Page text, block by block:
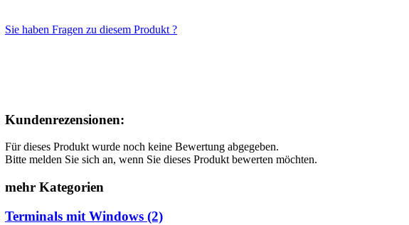
Sie haben Fragen zu diesem Produkt ?
Kundenrezensionen:
Für dieses Produkt wurde noch keine Bewertung abgegeben.
Bitte melden Sie sich an, wenn Sie dieses Produkt bewerten möchten.
mehr Kategorien
Terminals mit Windows (2)